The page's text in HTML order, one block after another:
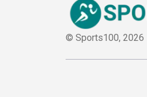
© Sports100, 2026